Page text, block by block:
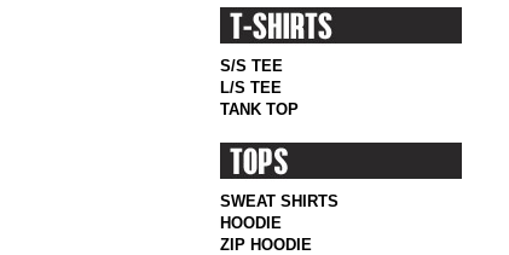
S/S TEE
L/S TEE
TANK TOP
SWEAT SHIRTS
HOODIE
ZIP HOODIE